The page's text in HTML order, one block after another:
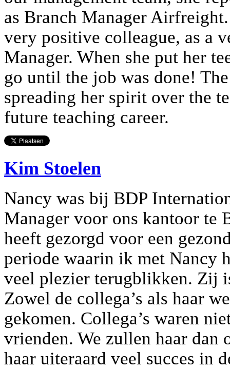
as Branch Manager
very positive colleague, as a
Manager. When she put her
go until the job was done!
spreading her spirit over the
future teaching career.
Kim Stoelen
Nancy was bij BDP
Manager voor ons kantoor te
heeft gezorgd voor een
periode waarin ik met Nancy
veel plezier terugblikken. Zij
Zowel de collega’s als haar
gekomen. Collega’s waren
vrienden. We zullen haar dan
haar uiteraard veel succes in